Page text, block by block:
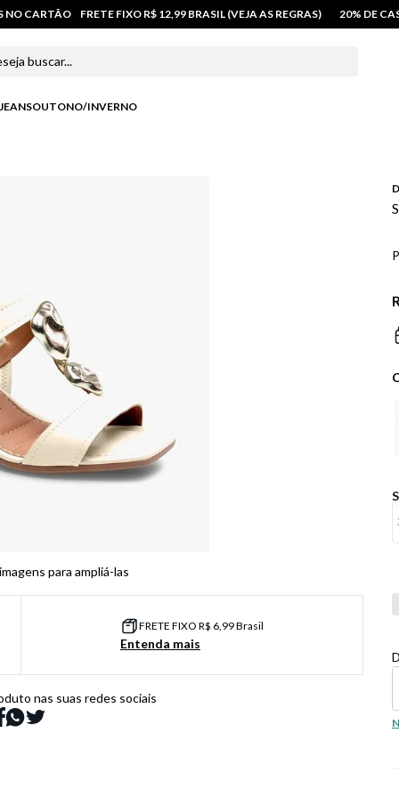
NO CARTÃO FRETE FIXO R$ 12,99 BRASIL (VEJA AS REGRAS) 20% DE
JEANSOUTONO/INVERNO
para ampliá-las
FRETE FIXO R$ 6,99 Brasil
Entenda mais
nas suas redes sociais